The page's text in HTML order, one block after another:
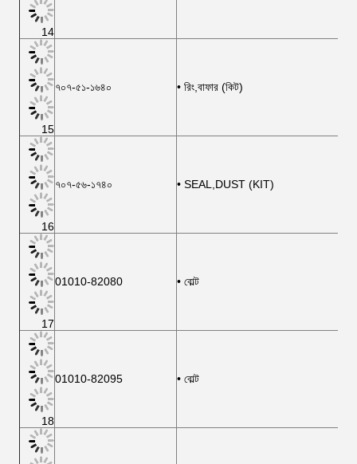
14
15
৭০৭-৫১-১৬৪০ • রিং,বাফার (কিট)
16
৭০৭-৫৬-১৭৪০ • SEAL,DUST (KIT)
17
01010-82080 • বোল্ট
18
01010-82095 • বোল্ট